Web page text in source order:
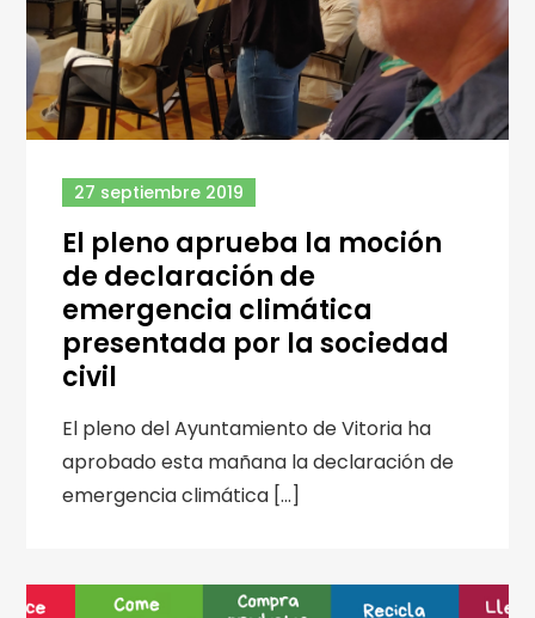
27 septiembre 2019
El pleno aprueba la moción
de declaración de
emergencia climática
presentada por la sociedad
civil
El pleno del Ayuntamiento de Vitoria ha
aprobado esta mañana la declaración de
emergencia climática […]